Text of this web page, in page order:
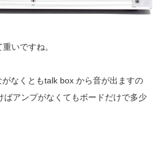
いですね。
なくともtalk box から音が出ますの
ばアンプがなくてもボードだけで多少